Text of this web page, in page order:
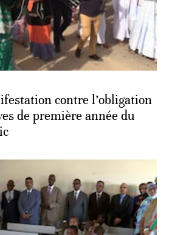
contre l’obligation
de première année du